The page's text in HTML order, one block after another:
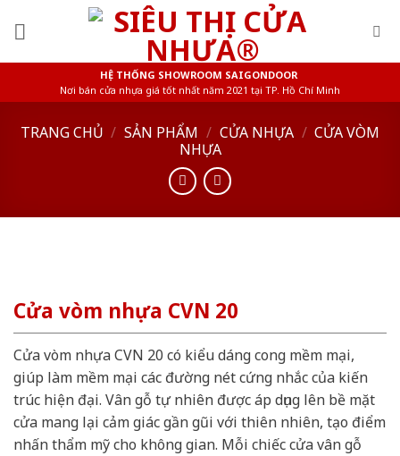
HỆ THỐNG SHOWROOM SAIGONDOOR
Nơi bán cửa nhựa giá tốt nhất năm 2021 tại TP. Hồ Chí Minh
TRANG CHỦ / SẢN PHẨM / CỬA NHỰA / CỬA VÒM
NHỰA
Cửa vòm nhựa CVN 20
Cửa vòm nhựa CVN 20 có kiểu dáng cong mềm mại,
giúp làm mềm mại các đường nét cứng nhắc của kiến
trúc hiện đại. Vân gỗ tự nhiên được áp dụng lên bề mặt
cửa mang lại cảm giác gần gũi với thiên nhiên, tạo điểm
nhấn thẩm mỹ cho không gian. Mỗi chiếc cửa vân gỗ